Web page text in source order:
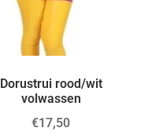
Dorustrui rood/wit
volwassen
€17,50